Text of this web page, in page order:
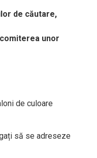
de căutare,
unor
de culoare
să se adreseze